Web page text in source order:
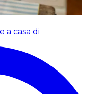
a casa di